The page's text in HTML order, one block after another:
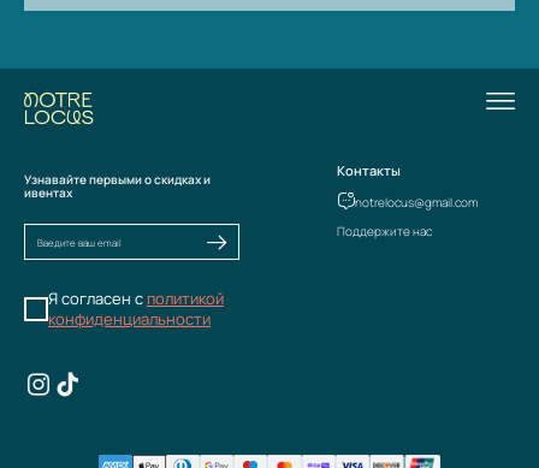
Узнавайте первыми о скидках и
ивентах
Я согласен с политикой
конфиденциальности
Контакты
notrelocus@gmail.com
Поддержите нас